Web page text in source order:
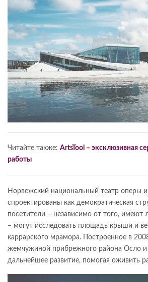
Читайте также: ArtsTool – эксклюзивная
работы
Норвежский национальный театр оперы
спроектированы как демократическая
посетители – независимо от того, имеют
– могут исследовать площадь крыши и
каррарского мрамора. Построенное в
жемчужиной прибрежного района Осло и
дальнейшее развитие, помогая оживить